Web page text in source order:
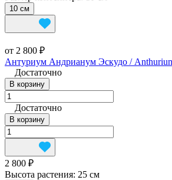
10 см
от 2 800 ₽
Антуриум Андрианум Эскудо /
Достаточно
В корзину
Достаточно
В корзину
2 800 ₽
Высота растения: 25 см